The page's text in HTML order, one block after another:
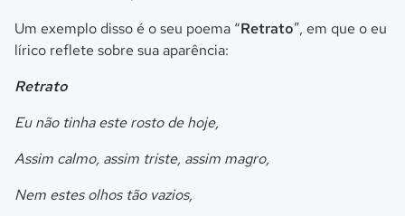
Um exemplo disso é o seu poema “Retrato”, em que o eu
lírico reflete sobre sua aparência:
Retrato
Eu não tinha este rosto de hoje,
Assim calmo, assim triste, assim magro,
Nem estes olhos tão vazios,